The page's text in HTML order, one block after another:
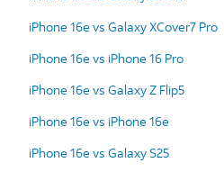
iPhone 16e vs Galaxy XCover7 Pro
iPhone 16e vs iPhone 16 Pro
iPhone 16e vs Galaxy Z Flip5
iPhone 16e vs iPhone 16e
iPhone 16e vs Galaxy S25